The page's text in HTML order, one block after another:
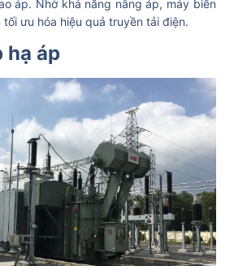
áp. Nhờ khả năng nâng áp, máy biến
ưu hóa hiệu quả truyền tải điện.
hạ áp